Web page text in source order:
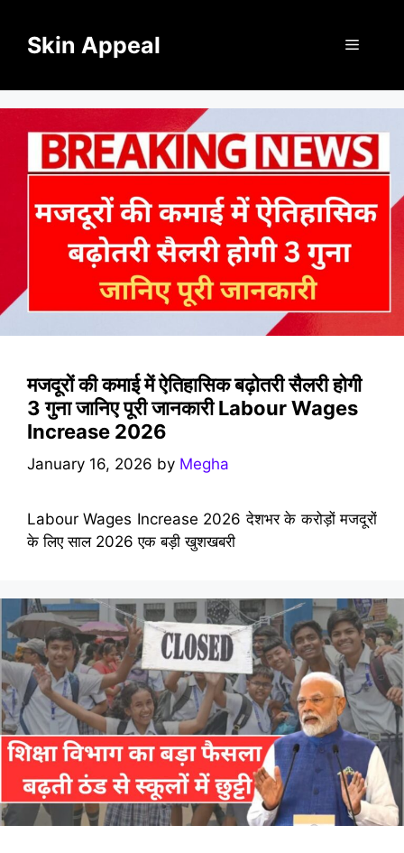
contentSkin Appeal Menu
मजदूरों की कमाई में ऐतिहासिक बढ़ोतरी सैलरी होगी
3 गुना जानिए पूरी जानकारी Labour Wages
Increase 2026
January 16, 2026 by Megha
Labour Wages Increase 2026 देशभर के करोड़ों मजदूरों
के लिए साल 2026 एक बड़ी खुशखबरी